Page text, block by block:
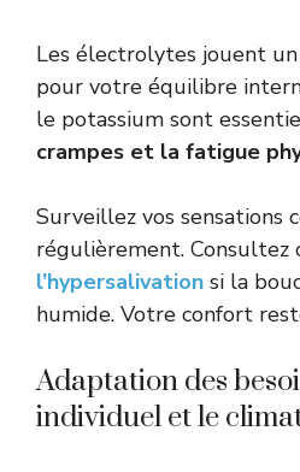
Les électrolytes jouent
pour votre équilibre
le potassium sont
crampes et la fatigue
Surveillez vos sensations
régulièrement. Consultez
l’hypersalivation si la
humide. Votre confort
Adaptation des
individuel et le